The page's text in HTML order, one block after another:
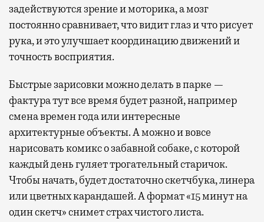
задействуются зрение и моторика, а мозг
постоянно сравнивает, что видит глаз и что рисует
рука, и это улучшает координацию движений и
точность восприятия.
Быстрые зарисовки можно делать в парке —
фактура тут все время будет разной, например
смена времен года или интересные
архитектурные объекты. А можно и вовсе
нарисовать комикс о забавной собаке, с которой
каждый день гуляет трогательный старичок.
Чтобы начать, будет достаточно скетчбука, линера
или цветных карандашей. А формат «15 минут на
один скетч» снимет страх чистого листа.